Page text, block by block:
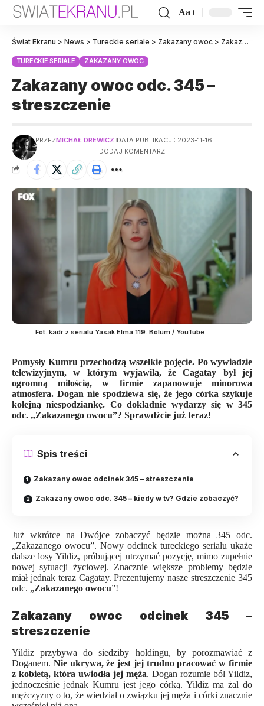
Aa
Świat Ekranu > News > Tureckie seriale > Zakazany owoc > Zakazany owoc odc. 345 – streszczenie
TURECKIE SERIALE ZAKAZANY OWOC
Zakazany owoc odc. 345 –
streszczenie
PRZEZMICHAŁ DREWICZ DATA PUBLIKACJI: 2023-11-16
DODAJ KOMENTARZ
Fot. kadr z serialu Yasak Elma 119. Bölüm / YouTube
Pomysły Kumru przechodzą wszelkie pojęcie. Po wywiadzie
telewizyjnym, w którym wyjawiła, że Cagatay był jej
ogromną miłością, w firmie zapanowuje minorowa
atmosfera. Dogan nie spodziewa się, że jego córka szykuje
kolejną niespodziankę. Co dokładnie wydarzy się w 345
odc. „Zakazanego owocu”? Sprawdźcie już teraz!
Spis treści
Zakazany owoc odcinek 345 – streszczenie
Zakazany owoc odc. 345 – kiedy w tv? Gdzie zobaczyć?
Już wkrótce na Dwójce zobaczyć będzie można 345 odc.
„Zakazanego owocu”. Nowy odcinek tureckiego serialu ukaże
dalsze losy Yildiz, próbującej utrzymać pozycję, mimo zupełnie
nowej sytuacji życiowej. Znacznie większe problemy będzie
miał jednak teraz Cagatay. Prezentujemy nasze streszczenie 345
odc. „Zakazanego owocu”!
Zakazany owoc odcinek 345 –
streszczenie
Yildiz przybywa do siedziby holdingu, by porozmawiać z
Doganem. Nie ukrywa, że jest jej trudno pracować w firmie
z kobietą, która uwiodła jej męża. Dogan rozumie ból Yildiz,
jednocześnie jednak Kumru jest jego córką. Yildiz ma żal do
mężczyzny o to, że wiedział o związku jej męża i córki znacznie